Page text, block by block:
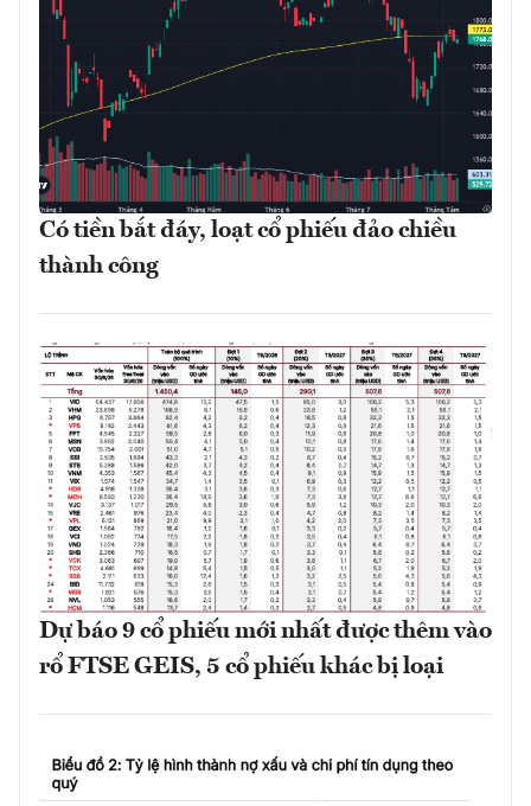
Có tiền bắt đáy, loạt cổ phiếu đảo chiều
thành công
Dự báo 9 cổ phiếu mới nhất được thêm vào
rổ FTSE GEIS, 5 cổ phiếu khác bị loại